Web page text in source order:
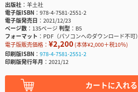
出版社
羊土社
電子版ISBN
978-4-7581-2551-2
電子版発売日
2021/12/23
ページ数
135ページ判型
B5
フォーマット
PDF（パソコンへのダウンロード不可）
電子版販売価格： ¥2,200(本体¥2,000＋税10％)
印刷版ISBN
978-4-7581-2551-2
印刷版発行年月
2021/12
カートに入れる